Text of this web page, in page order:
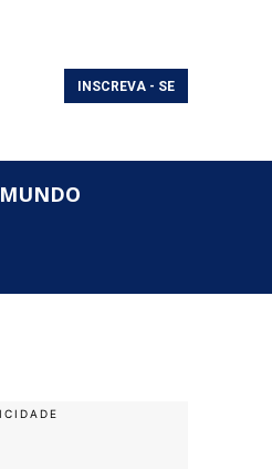
INSCREVA - SE
MUNDO